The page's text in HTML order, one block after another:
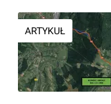
ARTYKUŁ